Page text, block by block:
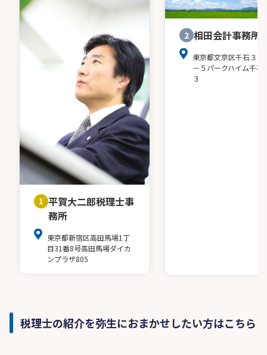
1 平賀大二郎税理士事
務所
東京都新宿区高田馬場1丁
目31番8号高田馬場ダイカ
ンプラザ805
2 相田会計事務所
東京都文京区千石３－
－５パークハイム千石
３
税理士の紹介を弥生におまかせしたい方はこちら